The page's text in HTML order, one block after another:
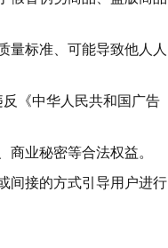
量标准、可能导致他人人
反《中华人民共和国广告
业秘密等合法权益。
间接的方式引导用户进行